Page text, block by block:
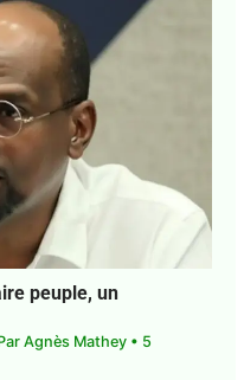
Article suivant